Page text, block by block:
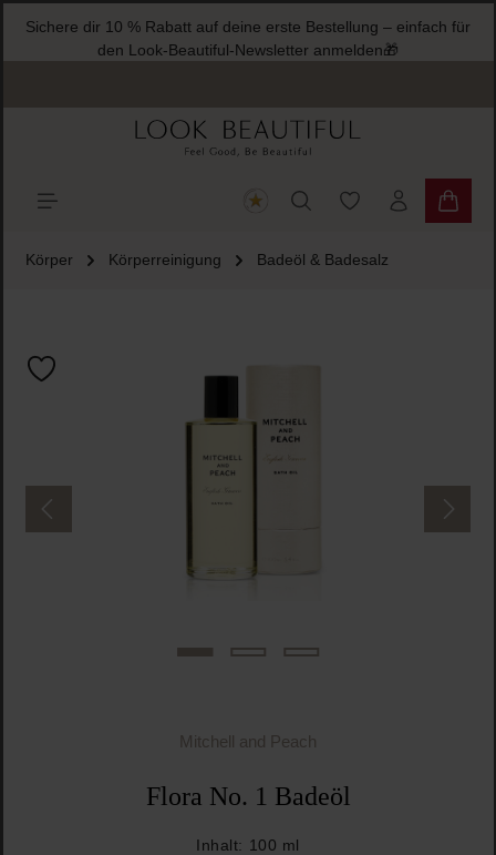
springen
Sichere dir 10 % Rabatt auf deine erste Bestellung – einfach für
den Look-Beautiful-Newsletter anmelden🎁
Du hast 0
Körper Körperreinigung Badeöl & Badesalz
Mitchell and Peach
Flora No. 1 Badeöl
Inhalt: 100 ml